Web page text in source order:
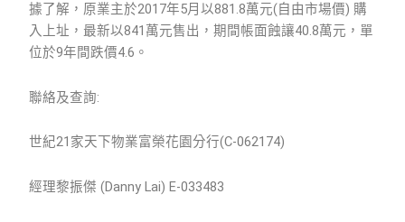
據了解，原業主於2017年5月以881.8萬元(自由市場價) 購
入上址，最新以841萬元售出，期間帳面蝕讓40.8萬元，單
位於9年間跌價4.6。
聯絡及查詢:
世紀21家天下物業富榮花園分行(C-062174)
經理黎振傑 (Danny Lai) E-033483